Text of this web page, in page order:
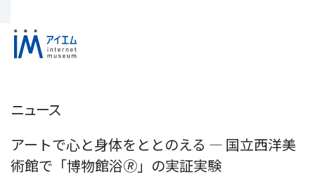
ニュース
アートで心と身体をととのえる ― 国立西洋美
術館で「博物館浴🄬」の実証実験